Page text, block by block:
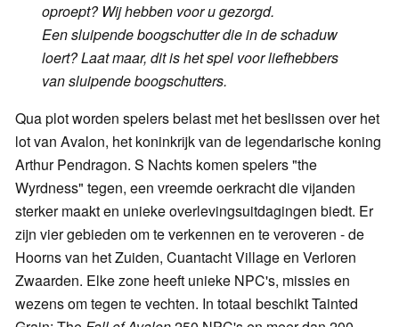
oproept? Wij hebben voor u gezorgd.
Een sluipende boogschutter die in de schaduw
loert? Laat maar, dit is het spel voor liefhebbers
van sluipende boogschutters.
Qua plot worden spelers belast met het beslissen over het
lot van Avalon, het koninkrijk van de legendarische koning
Arthur Pendragon. S Nachts komen spelers "the
Wyrdness" tegen, een vreemde oerkracht die vijanden
sterker maakt en unieke overlevingsuitdagingen biedt. Er
zijn vier gebieden om te verkennen en te veroveren - de
Hoorns van het Zuiden, Cuantacht Village en Verloren
Zwaarden. Elke zone heeft unieke NPC's, missies en
wezens om tegen te vechten. In totaal beschikt Tainted